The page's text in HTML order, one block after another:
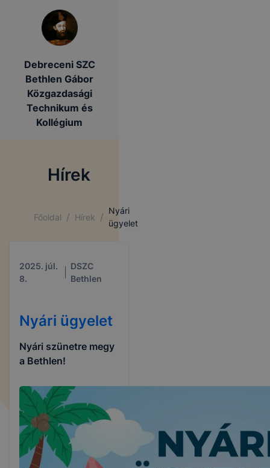
Debreceni SZC
Bethlen Gábor
Közgazdasági
Technikum és
Kollégium
Hírek
Főoldal / Hírek /
Nyári
ügyelet
2025. júl.
8.
DSZC
Bethlen
Nyári ügyelet
Nyári szünetre megy
a Bethlen!